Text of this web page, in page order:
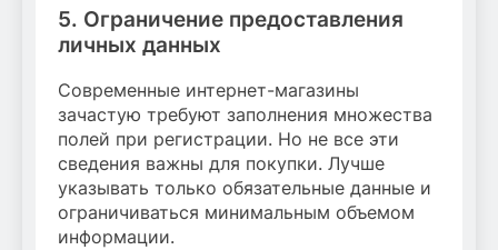
5. Ограничение предоставления
личных данных
Современные интернет-магазины
зачастую требуют заполнения множества
полей при регистрации. Но не все эти
сведения важны для покупки. Лучше
указывать только обязательные данные и
ограничиваться минимальным объемом
информации.